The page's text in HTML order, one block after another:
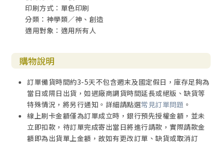
印刷方式：單色印刷
分類：神學類／神、創造
適用對象：適用所有人
購物說明
訂單備貨時間約3-5天不包含週末及國定假日，庫存足夠為
當日或隔日出貨，如遇廠商調貨時間延長或絕版、缺貨等
特殊情況，將另行通知。詳細請點選常見訂單問題 。
線上刷卡金額僅為訂單成立時，銀行預先授權金額，並未
立即扣款，待訂單完成寄出當日將進行請款，實際請款金
額即為出貨單上金額，故如有更改訂單、缺貨或取消訂